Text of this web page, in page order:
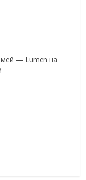
— Lumen на